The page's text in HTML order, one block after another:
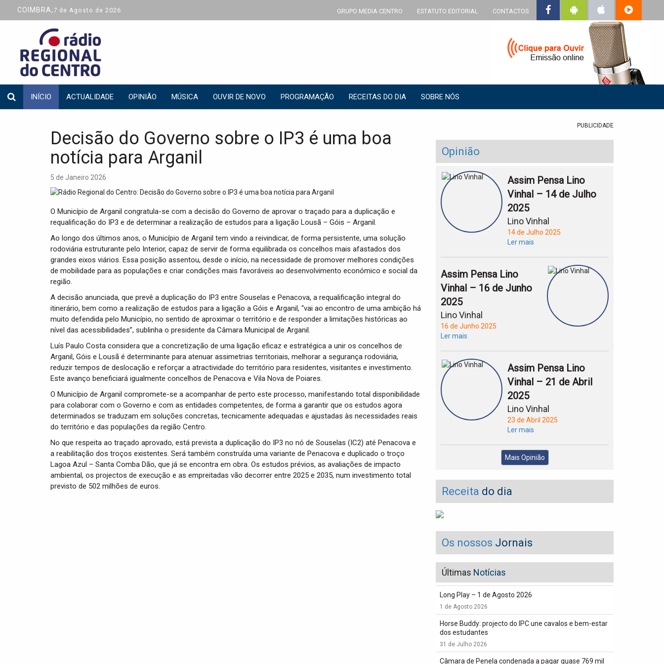
COIMBRA, 7 de Agosto de 2026 GRUPO MEDIA CENTRO ESTATUTO EDITORIAL CONTACTOS
INÍCIO ACTUALIDADE OPINIÃO MÚSICA OUVIR DE NOVO PROGRAMAÇÃO RECEITAS DO DIA SOBRE NÓS
Decisão do Governo sobre o IP3 é uma boa
notícia para Arganil
5 de Janeiro 2026
O Município de Arganil congratula-se com a decisão do Governo de aprovar o traçado para a duplicação e
requalificação do IP3 e de determinar a realização de estudos para a ligação Lousã – Góis – Arganil.
Ao longo dos últimos anos, o Município de Arganil tem vindo a reivindicar, de forma persistente, uma solução
rodoviária estruturante pelo Interior, capaz de servir de forma equilibrada os concelhos mais afastados dos
grandes eixos viários. Essa posição assentou, desde o início, na necessidade de promover melhores condições
de mobilidade para as populações e criar condições mais favoráveis ao desenvolvimento económico e social da
região.
A decisão anunciada, que prevê a duplicação do IP3 entre Souselas e Penacova, a requalificação integral do
itinerário, bem como a realização de estudos para a ligação a Góis e Arganil, “vai ao encontro de uma ambição há
muito defendida pelo Município, no sentido de aproximar o território e de responder a limitações históricas ao
nível das acessibilidades”, sublinha o presidente da Câmara Municipal de Arganil.
Luís Paulo Costa considera que a concretização de uma ligação eficaz e estratégica a unir os concelhos de
Arganil, Góis e Lousã é determinante para atenuar assimetrias territoriais, melhorar a segurança rodoviária,
reduzir tempos de deslocação e reforçar a atractividade do território para residentes, visitantes e investimento.
Este avanço beneficiará igualmente concelhos de Penacova e Vila Nova de Poiares.
O Município de Arganil compromete-se a acompanhar de perto este processo, manifestando total disponibilidade
para colaborar com o Governo e com as entidades competentes, de forma a garantir que os estudos agora
determinados se traduzam em soluções concretas, tecnicamente adequadas e ajustadas às necessidades reais
do território e das populações da região Centro.
No que respeita ao traçado aprovado, está prevista a duplicação do IP3 no nó de Souselas (IC2) até Penacova e
a reabilitação dos troços existentes. Será também construída uma variante de Penacova e duplicado o troço
Lagoa Azul – Santa Comba Dão, que já se encontra em obra. Os estudos prévios, as avaliações de impacto
ambiental, os projectos de execução e as empreitadas vão decorrer entre 2025 e 2035, num investimento total
previsto de 502 milhões de euros.
PUBLICIDADE
Opinião
Assim Pensa Lino
Vinhal – 14 de Julho
2025
Lino Vinhal
14 de Julho 2025
Ler mais
Assim Pensa Lino
Vinhal – 16 de Junho
2025
Lino Vinhal
16 de Junho 2025
Ler mais
Assim Pensa Lino
Vinhal – 21 de Abril
2025
Lino Vinhal
23 de Abril 2025
Ler mais
Mais Opinião
Receita do dia
Os nossos Jornais
Últimas Notícias
Long Play – 1 de Agosto 2026
1 de Agosto 2026
Horse Buddy: projecto do IPC une cavalos e bem-estar
dos estudantes
31 de Julho 2026
Câmara de Penela condenada a pagar quase 769 mil